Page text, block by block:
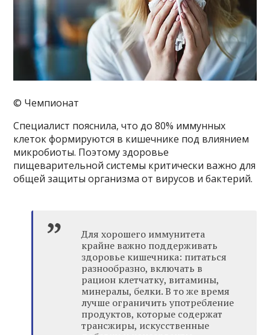
© Чемпионат
Специалист пояснила, что до 80% иммунных
клеток формируются в кишечнике под влиянием
микробиоты. Поэтому здоровье
пищеварительной системы критически важно для
общей защиты организма от вирусов и бактерий.
Для хорошего иммунитета
крайне важно поддерживать
здоровье кишечника: питаться
разнообразно, включать в
рацион клетчатку, витамины,
минералы, белки. В то же время
лучше ограничить употребление
продуктов, которые содержат
трансжиры, искусственные